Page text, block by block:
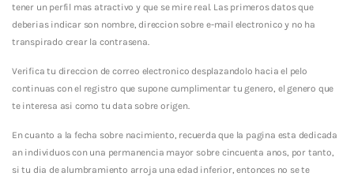
tener un perfil mas atractivo y que se mire real. Las primeros datos que
deberias indicar son nombre, direccion sobre e-mail electronico y no ha
transpirado crear la contrasena.
Verifica tu direccion de correo electronico desplazandolo hacia el pelo
continuas con el registro que supone cumplimentar tu genero, el genero que
te interesa asi­ como tu data sobre origen.
En cuanto a la fecha sobre nacimiento, recuerda que la pagina esta dedicada
an individuos con una permanencia mayor sobre cincuenta anos, por tanto,
si tu dia de alumbramiento arroja una edad inferior, entonces no se te